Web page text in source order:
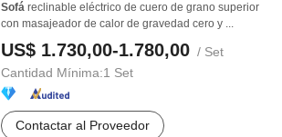
Sofá reclinable eléctrico de cuero de grano superior
con masajeador de calor de gravedad cero y ...
US$ 1.730,00-1.780,00 / Set
Cantidad Mínima:1 Set
Contactar al Proveedor